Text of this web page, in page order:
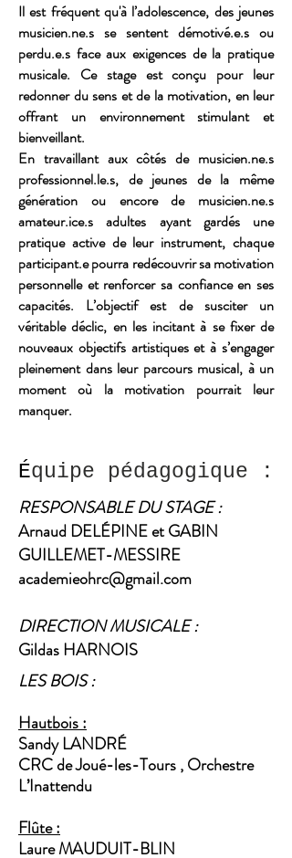
Il est fréquent qu'à l’adolescence, des jeunes
musicien.ne.s se sentent démotivé.e.s ou
perdu.e.s face aux exigences de la pratique
musicale. Ce stage est conçu pour leur
redonner du sens et de la motivation, en leur
offrant un environnement stimulant et
bienveillant.
En travaillant aux côtés de musicien.ne.s
professionnel.le.s, de jeunes de la même
génération ou encore de musicien.ne.s
amateur.ice.s adultes ayant gardés une
pratique active de leur instrument, chaque
participant.e pourra redécouvrir sa motivation
personnelle et renforcer sa confiance en ses
capacités. L’objectif est de susciter un
véritable déclic, en les incitant à se fixer de
nouveaux objectifs artistiques et à s’engager
pleinement dans leur parcours musical, à un
moment où la motivation pourrait leur
manquer.
Équipe pédagogique :
RESPONSABLE DU STAGE :
Arnaud DELÉPINE et GABIN
GUILLEMET-MESSIRE
academieohrc@gmail.com
DIRECTION MUSICALE :
Gildas HARNOIS
LES BOIS :
Hautbois :
Sandy LANDRÉ
CRC de Joué-les-Tours , Orchestre
L’Inattendu
Flûte :
Laure MAUDUIT-BLIN